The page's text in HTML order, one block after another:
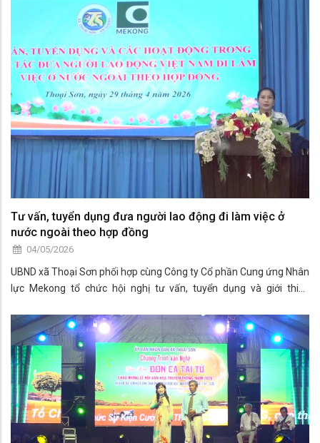
khỏe học sinh và giáo viên.
Tư vấn, tuyển dụng đưa người lao động đi làm việc ở
nước ngoài theo hợp đồng
04/05/2026
UBND xã Thoại Sơn phối hợp cùng Công ty Cổ phần Cung ứng Nhân
lực Mekong tổ chức hội nghị tư vấn, tuyển dụng và giới thiệu
đồng. Tham dự hội nghị có bà Đào Thị Bích Huyền – Phó Chủ tịch
UBND xã Thoại Sơn; ông Lý Tiểu Long – Phó Tổng Giám đốc Công
ty Cổ phần Cung ứng Nhân lực Mekong; ông Đặng Huy Châu –
Trưởng Phòng đại diện tại tỉnh An Giang; cùng đại diện các ban,
ngành, đoàn thể và gần 100 đoàn viên, thanh niên người lao động
trên địa bàn.